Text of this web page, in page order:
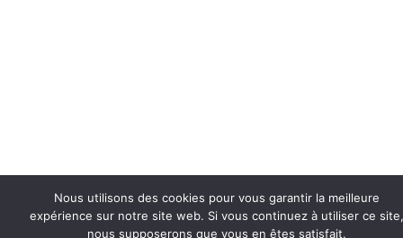
Nous utilisons des cookies pour vous garantir la meilleure
expérience sur notre site web. Si vous continuez à utiliser ce site,
nous supposerons que vous en êtes satisfait.